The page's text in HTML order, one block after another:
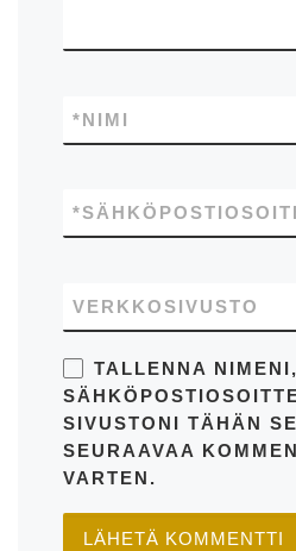
NIMI
*
*
VERKKOSIVUSTO
TALLENNA NIMENI,
SIVUSTONI TÄHÄN
SEURAAVAA
VARTEN.